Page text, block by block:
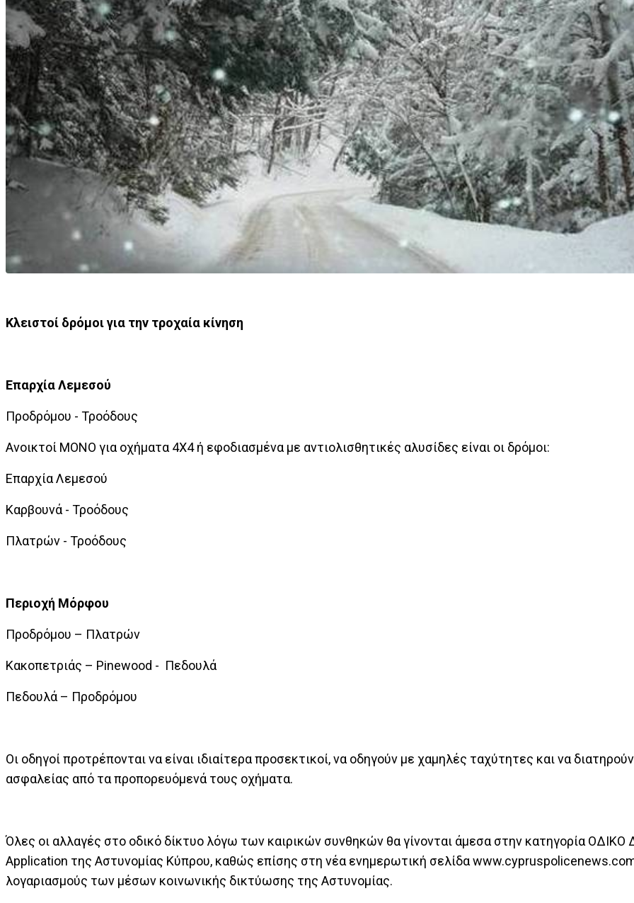
Κλειστοί δρόμοι για την τροχαία κίνηση
Επαρχία Λεμεσού
Προδρόμου - Τροόδους
Ανοικτοί ΜΟΝΟ για οχήματα 4Χ4 ή εφοδιασμένα με αντιολισθητικές αλυσίδες είναι οι δρόμοι:
Επαρχία Λεμεσού
Καρβουνά - Τροόδους
Πλατρών - Τροόδους
Περιοχή Μόρφου
Προδρόμου – Πλατρών
Κακοπετριάς – Pinewood - Πεδουλά
Πεδουλά – Προδρόμου
Οι οδηγοί προτρέπονται να είναι ιδιαίτερα προσεκτικοί, να οδηγούν με χαμηλές ταχύτητες και να
ασφαλείας από τα προπορευόμενά τους οχήματα.
Όλες οι αλλαγές στο οδικό δίκτυο λόγω των καιρικών συνθηκών θα γίνονται άμεσα στην κατηγορία ΟΔΙΚΟ
Application της Αστυνομίας Κύπρου, καθώς επίσης στη νέα ενημερωτική σελίδα
λογαριασμούς των μέσων κοινωνικής δικτύωσης της Αστυνομίας.